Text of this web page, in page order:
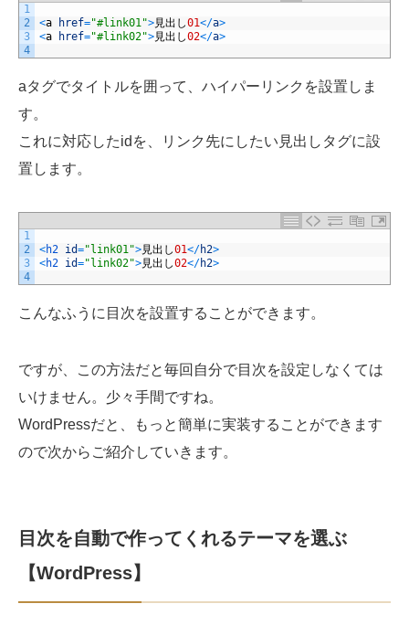
1
2
3
4
<a href="#link01">見出し01</a>
<a href="#link02">見出し02</a>
aタグでタイトルを囲って、ハイパーリンクを設置しま
す。
これに対応したidを、リンク先にしたい見出しタグに設
置します。
1
2
3
4
<h2 id="link01">見出し01</h2>
<h2 id="link02">見出し02</h2>
こんなふうに目次を設置することができます。
ですが、この方法だと毎回自分で目次を設定しなくては
いけません。少々手間ですね。
WordPressだと、もっと簡単に実装することができます
ので次からご紹介していきます。
目次を自動で作ってくれるテーマを選ぶ
【WordPress】